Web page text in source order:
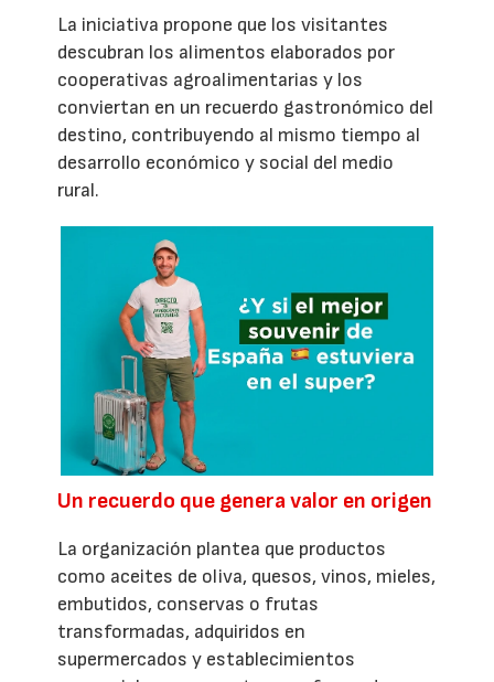
La iniciativa propone que los visitantes
descubran los alimentos elaborados por
cooperativas agroalimentarias y los
conviertan en un recuerdo gastronómico del
destino, contribuyendo al mismo tiempo al
desarrollo económico y social del medio
rural.
Un recuerdo que genera valor en origen
La organización plantea que productos
como aceites de oliva, quesos, vinos, mieles,
embutidos, conservas o frutas
transformadas, adquiridos en
supermercados y establecimientos